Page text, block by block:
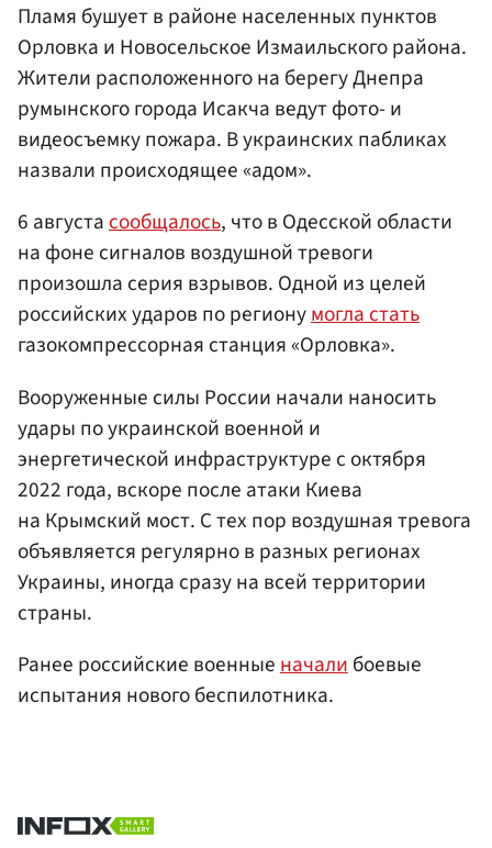
Пламя бушует в районе населенных пунктов
Орловка и Новосельское Измаильского района.
Жители расположенного на берегу Днепра
румынского города Исакча ведут фото- и
видеосъемку пожара. В украинских пабликах
назвали происходящее «адом».
6 августасообщалось, что в Одесской области
на фоне сигналов воздушной тревоги
произошла серия взрывов. Одной из целей
российских ударов по регионумогла стать
газокомпрессорная станция «Орловка».
Вооруженные силы России начали наносить
удары по украинской военной и
энергетической инфраструктуре с октября
2022 года, вскоре после атаки Киева
на Крымский мост. С тех пор воздушная тревога
объявляется регулярно в разных регионах
Украины, иногда сразу на всей территории
страны.
Ранее российские военныеначалибоевые
испытания нового беспилотника.